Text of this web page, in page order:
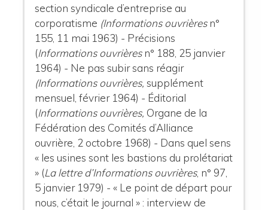
section syndicale d’entreprise au
corporatisme (Informations ouvrièresn°
155, 11 mai 1963) - Précisions
(Informations ouvrièresn° 188, 25 janvier
1964) - Ne pas subir sans réagir
(Informations ouvrières, supplément
mensuel, février 1964) - Éditorial
(Informations ouvrières, Organe de la
Fédération des Comités d’Alliance
ouvrière, 2 octobre 1968) - Dans quel sens
« les usines sont les bastions du prolétariat
» (La lettre d’Informations ouvrières, n° 97,
5 janvier 1979) - « Le point de départ pour
nous, c’était le journal » : interview de